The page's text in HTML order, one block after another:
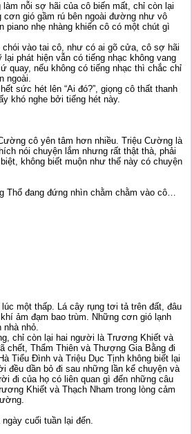
làm nỗi sợ hãi của cô biến mất, chỉ còn lại
gió gầm rú bên ngoài đường như vô
piano nhẹ nhàng khiến cô có một chút gì
chói vào tai cô, như có ai gõ cửa, cô sợ hãi
phát hiện vẫn có tiếng nhạc không vang
quay, nếu không có tiếng nhạc thì chắc chỉ
ngoài.
sức hét lên “Ai đó?”, giọng cô thất thanh
khó nghe bởi tiếng hét này.
cô yên tâm hơn nhiều. Triệu Cường là
nói chuyện lắm nhưng rất thật thà, phải
không biết muộn như thế này có chuyện
Thổ đang đứng nhìn chằm chằm vào cô…
một thấp. Lá cây rụng tơi tả trên đất, đâu
ảm đạm bao trùm. Những cơn gió lạnh
nhà nhỏ.
chỉ còn lại hai người là Trương Khiết và
chết, Thẩm Thiên và Thượng Gia Bằng đi
Tiểu Đình và Triệu Dục Tịnh không biết lại
đều dần bỏ đi sau những lần kể chuyện và
đi của họ có liên quan gì đến những câu
Khiết và Thạch Nham trong lòng cảm
cuối tuần lại đến.